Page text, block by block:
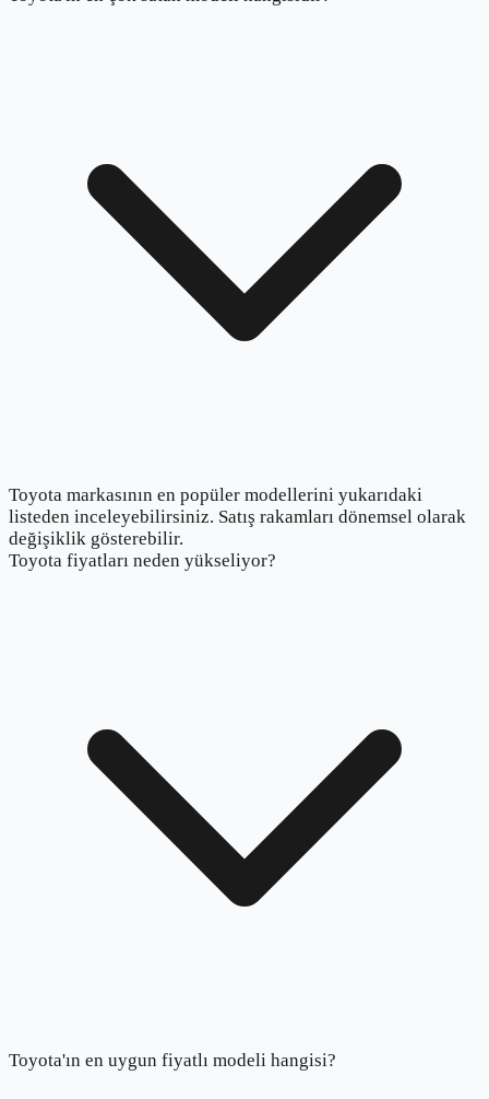
Toyota markasının en popüler modellerini yukarıdaki
listeden inceleyebilirsiniz. Satış rakamları dönemsel olarak
değişiklik gösterebilir.
Toyota fiyatları neden yükseliyor?
Toyota'ın en uygun fiyatlı modeli hangisi?